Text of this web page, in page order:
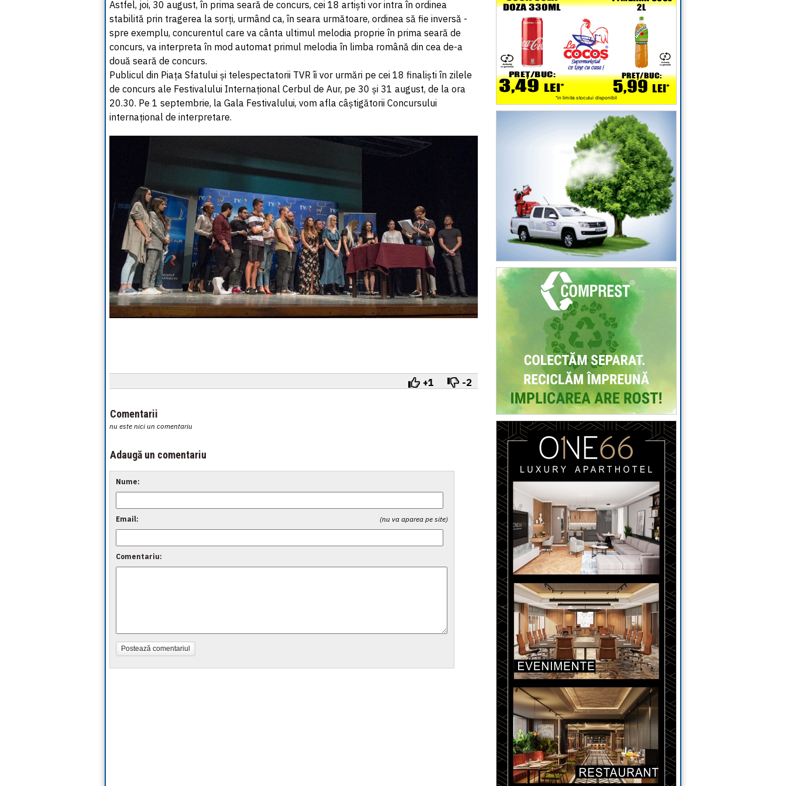
Astfel, joi, 30 august, în prima seară de concurs, cei 18 artiști vor intra în ordinea
stabilită prin tragerea la sorți, urmând ca, în seara următoare, ordinea să fie inversă -
spre exemplu, concurentul care va cânta ultimul melodia proprie în prima seară de
concurs, va interpreta în mod automat primul melodia în limba română din cea de-a
două seară de concurs.
Publicul din Piața Sfatului și telespectatorii TVR îi vor urmări pe cei 18 finaliști în zilele
de concurs ale Festivalului Internațional Cerbul de Aur, pe 30 și 31 august, de la ora
20.30. Pe 1 septembrie, la Gala Festivalului, vom afla câștigătorii Concursului
internațional de interpretare.
+1 -2
Comentarii
nu este nici un comentariu
Adaugă un comentariu
Nume:
(nu va aparea pe site)
Email:
Comentariu:
Postează comentariul